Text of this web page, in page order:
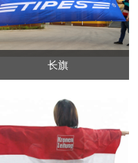
长旗